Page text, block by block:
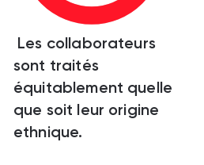
Les collaborateurs
sont traités
équitablement quelle
que soit leur origine
ethnique.